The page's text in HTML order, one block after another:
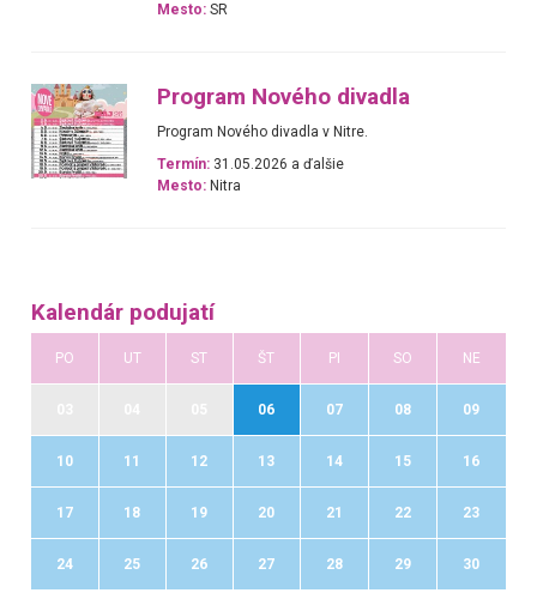
Mesto: SR
Program Nového divadla
Program Nového divadla v Nitre.
Termín: 31.05.2026 a ďalšie
Mesto: Nitra
Kalendár podujatí
PO UT ST ŠT PI SO NE
06 07 08 09
10 11 12 13 14 15 16
17 18 19 20 21 22 23
24 25 26 27 28 29 30